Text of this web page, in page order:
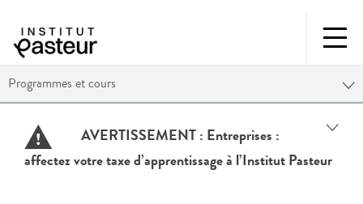
Programmes et cours
AVERTISSEMENT : Entreprises :
affectez votre taxe d’apprentissage à l’Institut Pasteur